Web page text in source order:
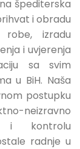
špediterska
i obradu
robe, izradu
i uvjerenja
sa svim
u BiH. Naša
postupku
neizravno
i kontrolu
radnje u